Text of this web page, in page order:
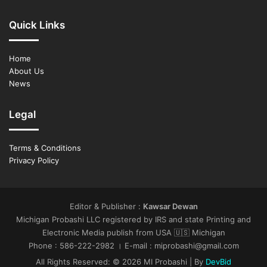
অনেক মানুষ নিখোঁজ রয়েছে বলে ইসরাইলি সংবাদমাধ্যমগুলো জানায়। হারজগ বলেন,
আছি, যারা আজ (রোববার) সকালে ভীষণ বেদনা ও ক্ষতির মধ্যে পড়েছেন।
September 8, 2024
ইরানের আকাশসীমা দখলের দাবি ইসরাইলের ‘আকাশে যুদ্ধবিমান দেখা যাবে, তেহরান
Quick Links
Home
About Us
News
Legal
Terms & Conditions
Privacy Policy
Editor & Publisher : Kawsar Dewan
Michigan Probashi LLC registered by IRS and state Printing and
Electronic Media publish from USA 🇺🇸 Michigan
Phone : 586-222-2982 । E-mail : miprobashi@gmail.com
All Rights Reserved: © 2026 MI Probashi | By DevBid